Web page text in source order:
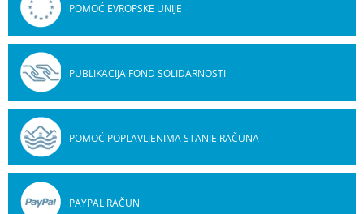
POMOĆ EVROPSKE UNIJE
PUBLIKACIJA FOND SOLIDARNOSTI
POMOĆ POPLAVLJENIMA STANJE RAČUNA
PAYPAL RAČUN